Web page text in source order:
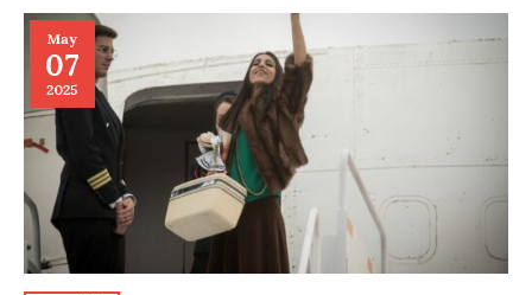
May
07
2025